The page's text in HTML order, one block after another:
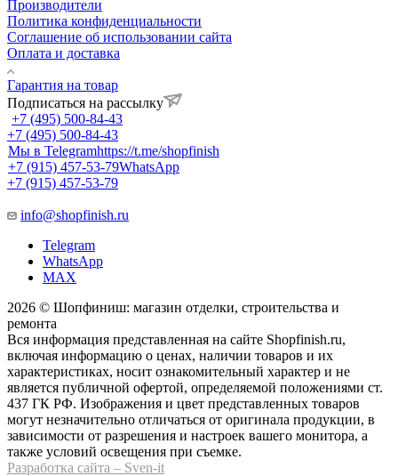
Производители
Политика конфиденциальности
Соглашение об использовании сайта
Оплата и доставка
Гарантия на товар
Подписаться на рассылку
+7 (495) 500-84-43
+7 (495) 500-84-43
Мы в Telegramhttps://t.me/shopfinish
+7 (915) 457-53-79WhatsApp
+7 (915) 457-53-79
info@shopfinish.ru
Telegram
WhatsApp
MAX
2026 © Шопфиниш: магазин отделки, строительства и
ремонта
Вся информация представленная на сайте Shopfinish.ru,
включая информацию о ценах, наличии товаров и их
характеристиках, носит ознакомительный характер и не
является публичной офертой, определяемой положениями ст.
437 ГК РФ. Изображения и цвет представленных товаров
могут незначительно отличаться от оригинала продукции, в
зависимости от разрешения и настроек вашего монитора, а
также условий освещения при съемке.
Разработка сайта – Sven-it